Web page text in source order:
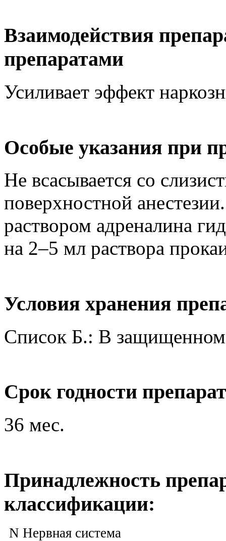
Взаимодействия
препаратами
Усиливает эффект
Особые указания при
Не всасывается со
поверхностной
раствором адреналина
на 2–5 мл раствора
Условия хранения
Список Б.: В защищенном
Срок годности
36 мес.
Принадлежность
классификации:
N Нервная система